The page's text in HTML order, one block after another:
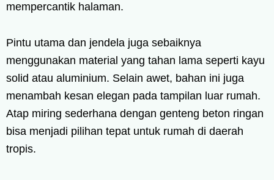
mempercantik halaman.
Pintu utama dan jendela juga sebaiknya
menggunakan material yang tahan lama seperti kayu
solid atau aluminium. Selain awet, bahan ini juga
menambah kesan elegan pada tampilan luar rumah.
Atap miring sederhana dengan genteng beton ringan
bisa menjadi pilihan tepat untuk rumah di daerah
tropis.